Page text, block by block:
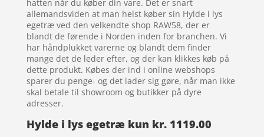
hatten når du køber din vare. Det er snart
allemandsviden at man helst køber sin Hylde i lys
egetræ ved den velkendte shop RAW58, der er
blandt de førende i Norden inden for branchen. Vi
har håndplukket varerne og blandt dem finder
mange det de leder efter, og der kan klikkes køb på
dette produkt. Købes der ind i online webshops
sparer du penge- og det lader sig gøre, når man ikke
skal betale til showroom og butikker på dyre
adresser.
Hylde i lys egetræ kun kr. 1119.00